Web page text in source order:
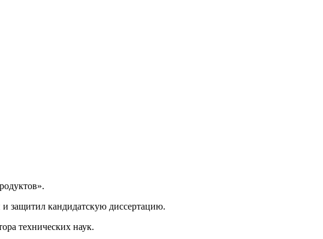
защитил кандидатскую диссертацию.
технических наук.